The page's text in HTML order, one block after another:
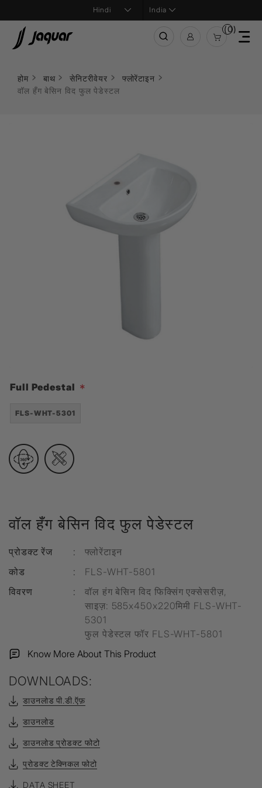
India
(0)
होम बाथ सेनिटरीवेयर
फ्लोरेंटाइन
वॉल हँग बेसिन विद फुल पेडेस्टल
वॉल हँग बेसिन विद फुल पेडेस्टल
प्रोडक्ट रेंज :
फ्लोरेंटाइन
कोड
:
FLS-WHT-5801
विवरण
:
वॉल हंग बेसिन विद फिक्सिंग एक्सेसरीज़,
साइज़: 585x450x220मिमी FLS-WHT-
5301
फुल पेडेस्टल फॉर FLS-WHT-5801
Full Pedestal *
FLS-WHT-5301
Know More About This Product
DOWNLOADS:
डाउनलोड पी.डी.ऍफ़
डाउनलोड
डाउनलोड प्रोडक्ट फोटो
प्रोडक्ट टेक्निकल फोटो
DATA SHEET